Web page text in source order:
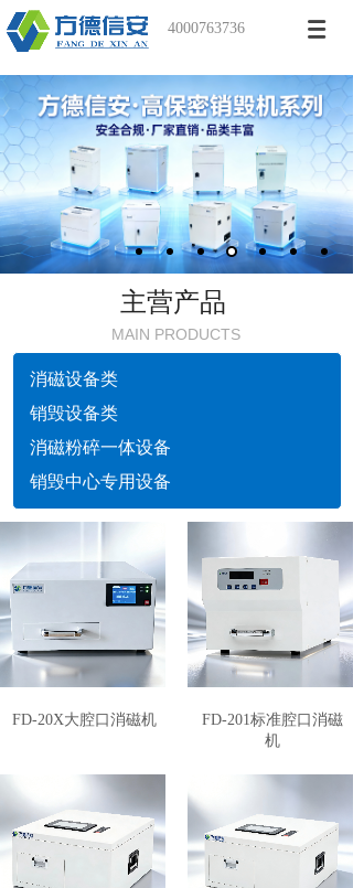
主营产品
MAIN PRODUCTS
FD-20X大腔口消磁机
FD-201标准腔口消磁
机
消磁设备类
销毁设备类
消磁粉碎一体设备
销毁中心专用设备
4000763736